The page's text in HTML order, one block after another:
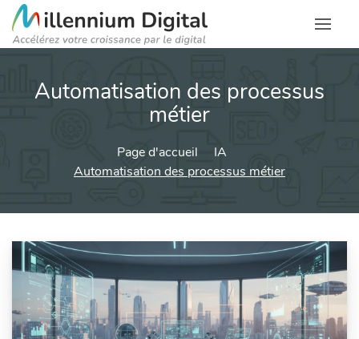
Automatisation des processus
métier
Page d'accueil
IA
Automatisation des processus métier